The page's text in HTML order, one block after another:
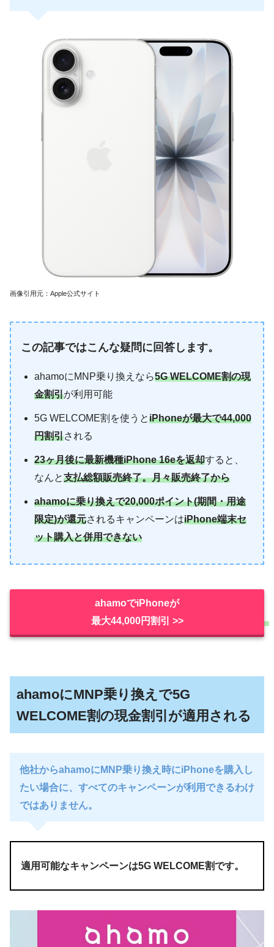
画像引用元：Apple公式サイト
この記事ではこんな疑問に回答します。
ahamoにMNP乗り換えなら5G WELCOME割の現
金割引が利用可能
5G WELCOME割を使うとiPhoneが最大で44,000
円割引される
23ヶ月後に最新機種iPhone 16eを返却すると、
なんと支払総額販売終了。月々販売終了から
ahamoに乗り換えで20,000ポイント(期間・用途
限定)が還元されるキャンペーンはiPhone端末セ
ット購入と併用できない
ahamoでiPhoneが
最大44,000円割引 >>
ahamoにMNP乗り換えで5G
WELCOME割の現金割引が適用される
他社からahamoにMNP乗り換え時にiPhoneを購入し
たい場合に、すべてのキャンペーンが利用できるわけ
ではありません。
適用可能なキャンペーンは5G WELCOME割です。